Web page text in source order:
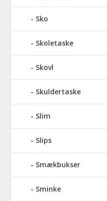
Sko
Skoletaske
Skovl
Skuldertaske
Slim
Slips
Smækbukser
Sminke